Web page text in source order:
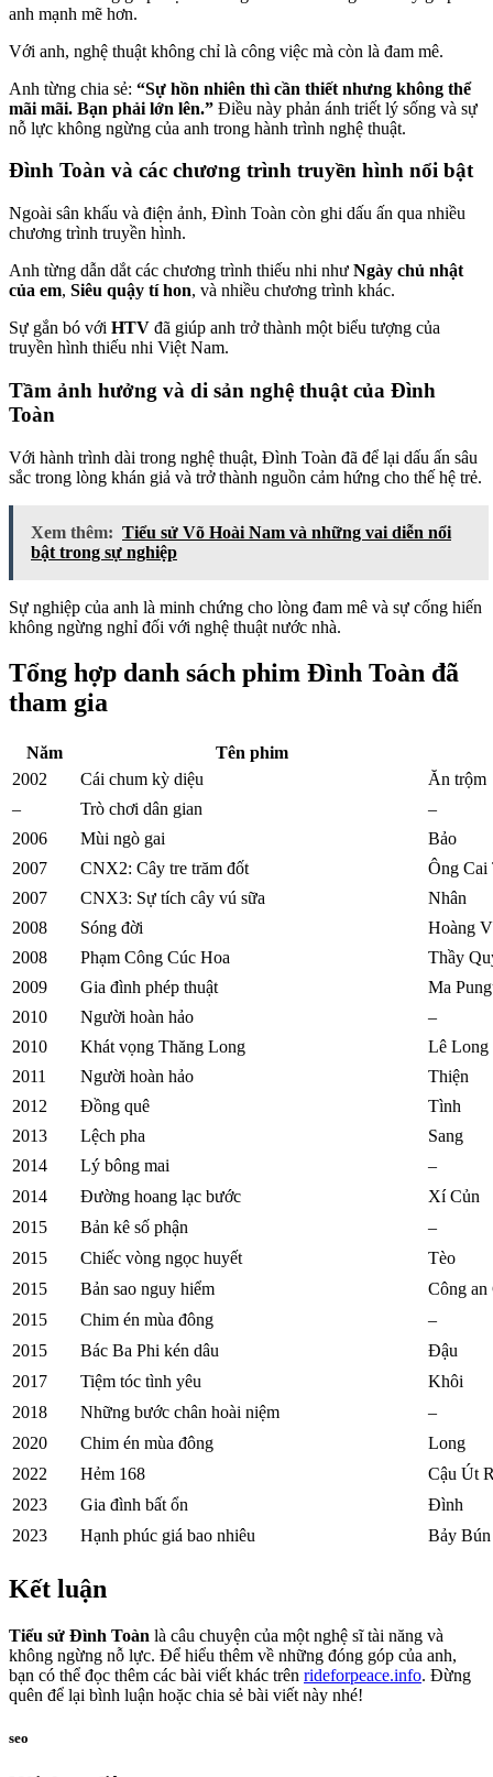
anh mạnh mẽ hơn.
Với anh, nghệ thuật không chỉ là công việc mà còn là đam mê.
Anh từng chia sẻ: “Sự hồn nhiên thì cần thiết nhưng không thể
mãi mãi. Bạn phải lớn lên.” Điều này phản ánh triết lý sống và sự
nỗ lực không ngừng của anh trong hành trình nghệ thuật.
Đình Toàn và các chương trình truyền hình nổi bật
Ngoài sân khấu và điện ảnh, Đình Toàn còn ghi dấu ấn qua nhiều
chương trình truyền hình.
Anh từng dẫn dắt các chương trình thiếu nhi như Ngày chủ nhật
của em, Siêu quậy tí hon, và nhiều chương trình khác.
Sự gắn bó với HTV đã giúp anh trở thành một biểu tượng của
truyền hình thiếu nhi Việt Nam.
Tầm ảnh hưởng và di sản nghệ thuật của Đình
Toàn
Với hành trình dài trong nghệ thuật, Đình Toàn đã để lại dấu ấn sâu
sắc trong lòng khán giả và trở thành nguồn cảm hứng cho thế hệ trẻ.
Xem thêm: Tiểu sử Võ Hoài Nam và những vai diễn nổi
bật trong sự nghiệp
Sự nghiệp của anh là minh chứng cho lòng đam mê và sự cống hiến
không ngừng nghỉ đối với nghệ thuật nước nhà.
Tổng hợp danh sách phim Đình Toàn đã
tham gia
Năm
Tên phim
2002
Cái chum kỳ diệu
Ăn trộm
–
Trò chơi dân gian
–
2006
Mùi ngò gai
Bảo
2007
CNX2: Cây tre trăm đốt
Ông Cai
2007
CNX3: Sự tích cây vú sữa
Nhân
2008
Sóng đời
Hoàng
2008
Phạm Công Cúc Hoa
Thầy
2009
Gia đình phép thuật
Ma
2010
Người hoàn hảo
–
2010
Khát vọng Thăng Long
Lê
2011
Người hoàn hảo
Thiện
2012
Đồng quê
Tình
2013
Lệch pha
Sang
2014
Lý bông mai
–
2014
Đường hoang lạc bước
Xí Củn
2015
Bản kê số phận
–
2015
Chiếc vòng ngọc huyết
Tèo
2015
Bản sao nguy hiểm
Công an
2015
Chim én mùa đông
–
2015
Bác Ba Phi kén dâu
Đậu
2017
Tiệm tóc tình yêu
Khôi
2018
Những bước chân hoài niệm
–
2020
Chim én mùa đông
Long
2022
Hẻm 168
Cậu Út
2023
Gia đình bất ổn
Đình
2023
Hạnh phúc giá bao nhiêu Bảy Bún
Kết luận
Tiểu sử Đình Toàn là câu chuyện của một nghệ sĩ tài năng và
không ngừng nỗ lực. Để hiểu thêm về những đóng góp của anh,
bạn có thể đọc thêm các bài viết khác trên rideforpeace.info. Đừng
quên để lại bình luận hoặc chia sẻ bài viết này nhé!
seo